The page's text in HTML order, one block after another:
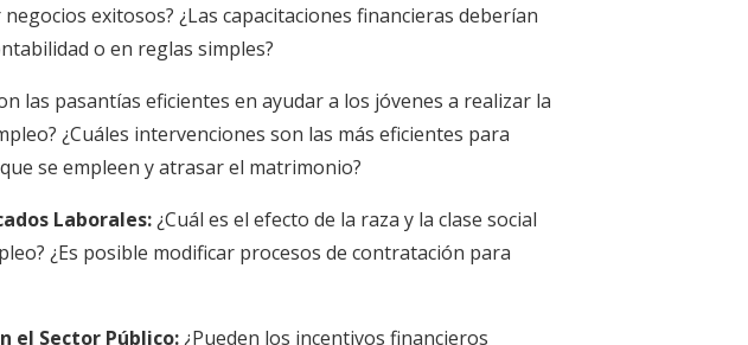
exitosos? ¿Las capacitaciones financieras deberían
o en reglas simples?
las pasantías eficientes en ayudar a los jóvenes a realizar la
¿Cuáles intervenciones son las más eficientes para
se empleen y atrasar el matrimonio?
Laborales:¿Cuál es el efecto de la raza y la clase social
¿Es posible modificar procesos de contratación para
el Sector Público:¿Pueden los incentivos financieros